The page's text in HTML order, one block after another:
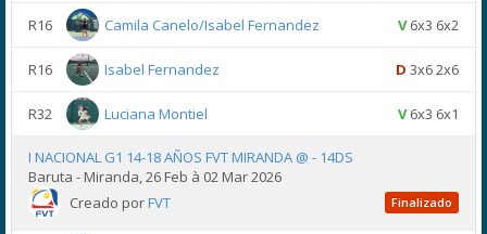
R16 Camila Canelo/Isabel Fernandez V6x3 6x2
R16 Isabel Fernandez D 3x6 2x6
R32 Luciana Montiel V6x3 6x1
I NACIONAL G1 14-18 AÑOS FVT MIRANDA @ - 14DS
Baruta - Miranda, 26 Feb à 02 Mar 2026
Creado porFVT Finalizado